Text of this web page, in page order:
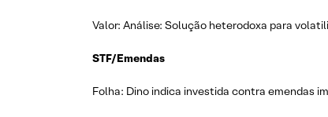
Valor: Análise: Solução heterodoxa para
STF/Emendas
Folha: Dino indica investida contra emendas